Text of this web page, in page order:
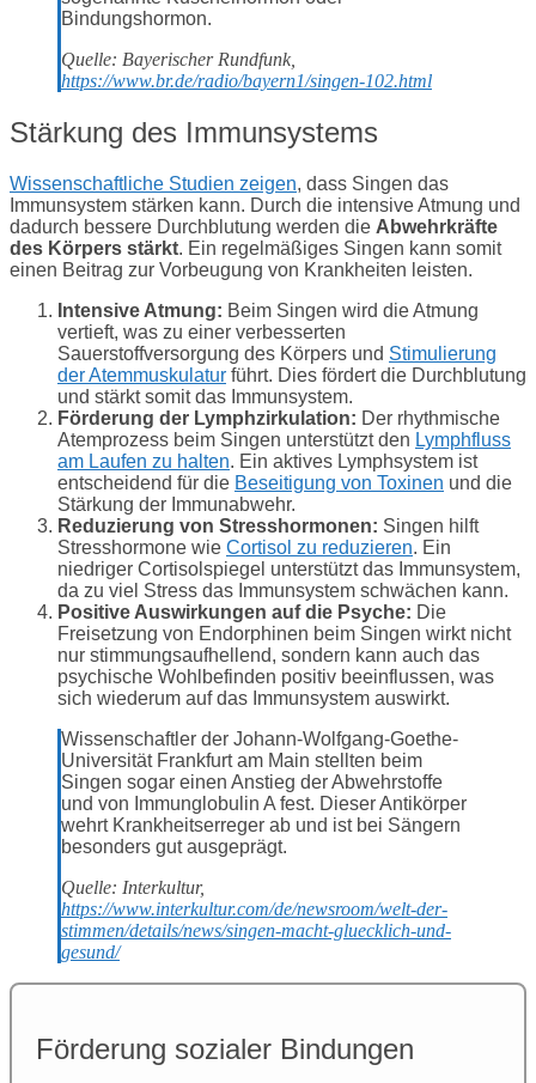
Bindungshormon.
Quelle: Bayerischer Rundfunk,
https://www.br.de/radio/bayern1/singen-102.html
Stärkung des Immunsystems
Wissenschaftliche Studien zeigen, dass Singen das
Immunsystem stärken kann. Durch die intensive Atmung und
dadurch bessere Durchblutung werden die Abwehrkräfte
des Körpers stärkt. Ein regelmäßiges Singen kann somit
einen Beitrag zur Vorbeugung von Krankheiten leisten.
Intensive Atmung: Beim Singen wird die Atmung
vertieft, was zu einer verbesserten
Sauerstoffversorgung des Körpers und Stimulierung
der Atemmuskulatur führt. Dies fördert die Durchblutung
und stärkt somit das Immunsystem.
Förderung der Lymphzirkulation: Der rhythmische
Atemprozess beim Singen unterstützt den Lymphfluss
am Laufen zu halten. Ein aktives Lymphsystem ist
entscheidend für die Beseitigung von Toxinen und die
Stärkung der Immunabwehr.
Reduzierung von Stresshormonen: Singen hilft
Stresshormone wie Cortisol zu reduzieren. Ein
niedriger Cortisolspiegel unterstützt das Immunsystem,
da zu viel Stress das Immunsystem schwächen kann.
Positive Auswirkungen auf die Psyche: Die
Freisetzung von Endorphinen beim Singen wirkt nicht
nur stimmungsaufhellend, sondern kann auch das
psychische Wohlbefinden positiv beeinflussen, was
sich wiederum auf das Immunsystem auswirkt.
Wissenschaftler der Johann-Wolfgang-Goethe-
Universität Frankfurt am Main stellten beim
Singen sogar einen Anstieg der Abwehrstoffe
und von Immunglobulin A fest. Dieser Antikörper
wehrt Krankheitserreger ab und ist bei Sängern
besonders gut ausgeprägt.
Quelle: Interkultur,
https://www.interkultur.com/de/newsroom/welt-der-
stimmen/details/news/singen-macht-gluecklich-und-
gesund/
Förderung sozialer Bindungen